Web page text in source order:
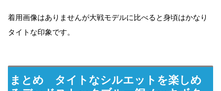
着用画像はありませんが大戦モデルに比べると身頃はかなり
タイトな印象です。
まとめ タイトなシルエットを楽しめ